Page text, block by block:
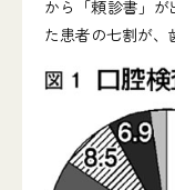
から「頼診書」
た患者の七割が、